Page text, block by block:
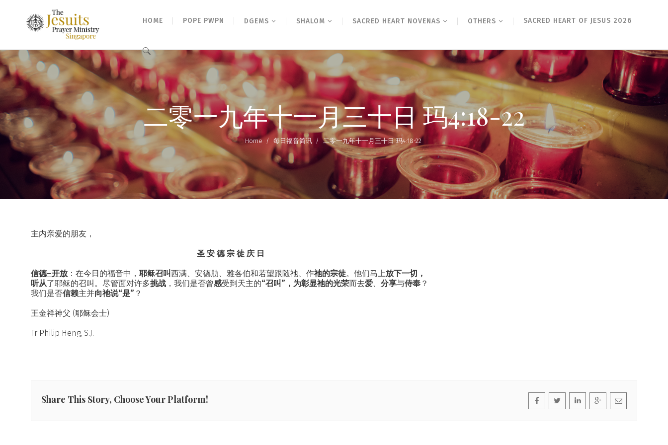
HOME POPE PWPN DGEMS SHALOM SACRED HEART NOVENAS OTHERS SACRED HEART OF JESUS 2026
Search
for:
二零一九年十一月三十日 玛4:18-22
Home / 每日福音简讯 /二零一九年十一月三十日 玛4:18-22
主内亲爱的朋友，
圣 安 德 宗 徒 庆 日
信德–开放 ：在今日的福音中， 耶稣召叫西满、安德肋、雅各伯和若望跟随祂、作祂的宗徒。他们马上放下一切，
听从了耶稣的召叫。尽管面对许多挑战 ，我们是否曾感受到天主的“召叫”，为彰显祂的光荣而去爱、 分享与侍奉 ？
我们是否信赖主并向祂说“是” ？
王金祥神父 (耶稣会士)
Fr Philip Heng, S.J.
Share This Story, Choose Your Platform!